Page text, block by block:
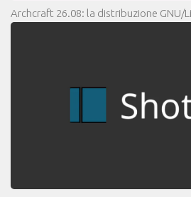
Archcraft 26.08: la distribuzione GNU/